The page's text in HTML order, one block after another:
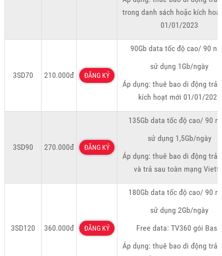
trong danh sách hoặc kích
01/01/2023
3SD70 210.000đ ĐĂNG KÝ
90Gb data tốc độ cao/ 90
sử dụng 1Gb/ngày
Áp dụng: thuê bao di động trả
kích hoạt mới 01/01/2023
3SD90 270.000đ ĐĂNG KÝ
135Gb data tốc độ cao/ 90
sử dụng 1,5Gb/ngày
Áp dụng: thuê bao di động trả
và trả sau toàn mạng
3SD120 360.000đ ĐĂNG KÝ
180Gb data tốc độ cao/ 90
sử dụng 2Gb/ngày
Free data: TV360 gói
Áp dụng: thuê bao di động trả